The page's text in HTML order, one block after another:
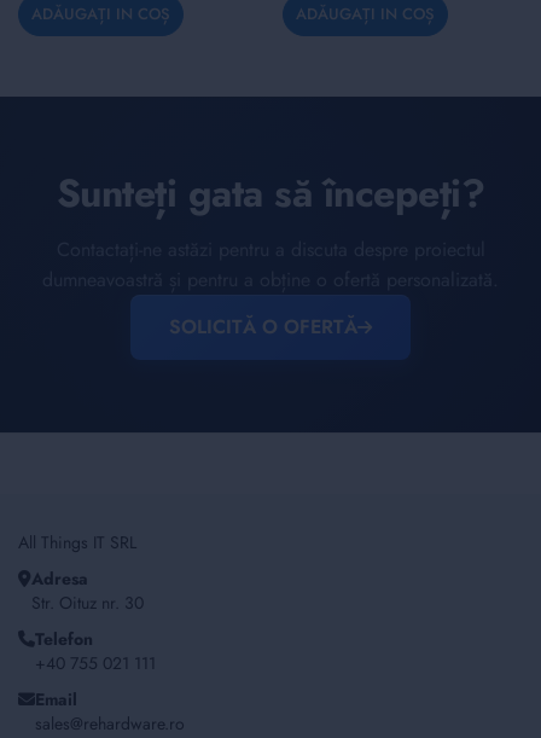
ADĂUGAȚI IN COȘ ADĂUGAȚI IN COȘ
Sunteți gata să începeți?
SOLICITĂ O OFERTĂ
All Things IT SRL
Adresa
Str. Oituz nr. 30
Telefon
+40 755 021 111
Email
sales@rehardware.ro